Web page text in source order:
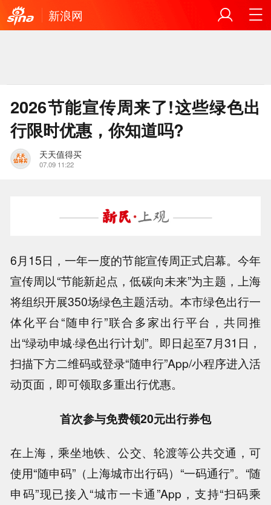
新浪网
2026节能宣传周来了!这些绿色出
行限时优惠，你知道吗?
天天值得买
07.09 11:22
6月15日，一年一度的节能宣传周正式启幕。今年
宣传周以“节能新起点，低碳向未来”为主题，上海
将组织开展350场绿色主题活动。本市绿色出行一
体化平台“随申行”联合多家出行平台，共同推
出“绿动申城·绿色出行计划”。即日起至7月31日，
扫描下方二维码或登录“随申行”App/小程序进入活
动页面，即可领取多重出行优惠。
首次参与免费领20元出行券包
在上海，乘坐地铁、公交、轮渡等公共交通，可
使用“随申码”（上海城市出行码）“一码通行”。“随
申码”现已接入“城市一卡通”App，支持“扫码乘